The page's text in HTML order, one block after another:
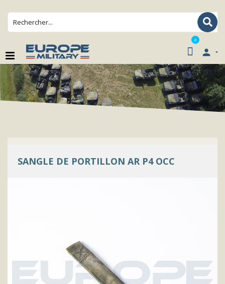
0

SANGLE DE PORTILLON AR P4 OCC